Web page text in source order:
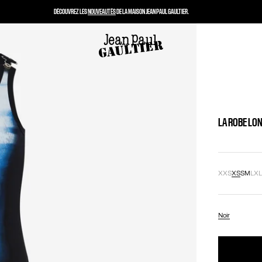
LA ROBE
XXSXSSMLXL
Noir
DÉCOUVREZ LESNOUVEAUTÉSDE LA MAISON JEAN PAUL GAULTIER.